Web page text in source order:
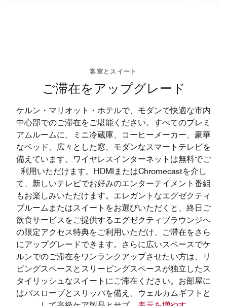
客室とスイート
ご滞在をアップグレード
ケルン・マリオット・ホテルで、モダンで快適な市内
中心部でのご滞在をご堪能ください。すべてのプレミ
アムルームに、ミニ冷蔵庫、コーヒーメーカー、豪華
なベッド、広々とした窓、モダンなスマートテレビを
備えています。ワイヤレスインターネットは無料でご
利用いただけます。HDMIまたはChromecastを介し
て、新しいテレビでお好みのエンターテイメント番組
もお楽しみいただけます。エレガントなエグゼクティ
ブルームまたはスイートをお選びいただくと、終日ご
飲食サービスをご提供するエグゼクティブラウンジへ
の限定アクセス特典をご利用いただけ、ご滞在をさら
にアップグレードできます。さらに広いスペースでケ
ルンでのご滞在をワンランクアップさせたい方は、リ
ビングスペースとスリーピングスペースが独立したス
タイリッシュなスイートにご滞在ください。お部屋に
はバスローブとスリッパを備え、ウェルカムギフトと